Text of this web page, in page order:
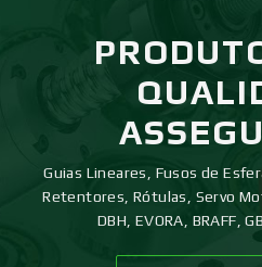
Guias Lineares, Fusos de
Retentores, Rótulas, Servo
DBH, EVORA, BRAFF,